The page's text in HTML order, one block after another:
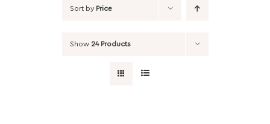
Sort by Price
Show 24 Products